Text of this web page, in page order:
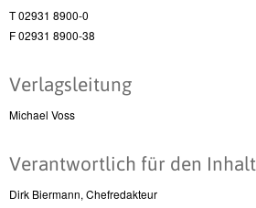
T 02931 8900-0
F 02931 8900-38
Verlagsleitung
Michael Voss
Verantwortlich für den Inhalt
Dirk Biermann, Chefredakteur